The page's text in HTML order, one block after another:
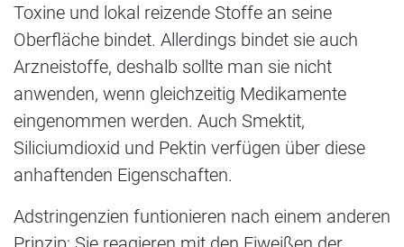
Toxine und lokal reizende Stoffe an seine
Oberfläche bindet. Allerdings bindet sie auch
Arzneistoffe, deshalb sollte man sie nicht
anwenden, wenn gleichzeitig Medikamente
eingenommen werden. Auch Smektit,
Siliciumdioxid und Pektin verfügen über diese
anhaftenden Eigenschaften.
Adstringenzien funtionieren nach einem anderen